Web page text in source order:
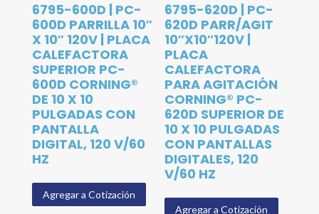
6795-600D | PC-
600D PARRILLA 10″
X 10″ 120V | PLACA
CALEFACTORA
SUPERIOR PC-
600D CORNING®
DE 10 X 10
PULGADAS CON
PANTALLA
DIGITAL, 120 V/60
HZ
Agregar a Cotización
6795-620D | PC-
620D PARR/AGIT
10″X10″120V |
PLACA
CALEFACTORA
PARA AGITACIÓN
CORNING® PC-
620D SUPERIOR DE
10 X 10 PULGADAS
CON PANTALLAS
DIGITALES, 120
V/60 HZ
Agregar a Cotización